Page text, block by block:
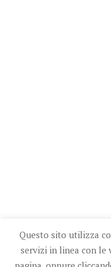
Questo sito utilizza
servizi in linea con le